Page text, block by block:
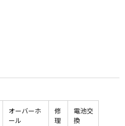
オーバーホ
ール
修
理
電池交
換